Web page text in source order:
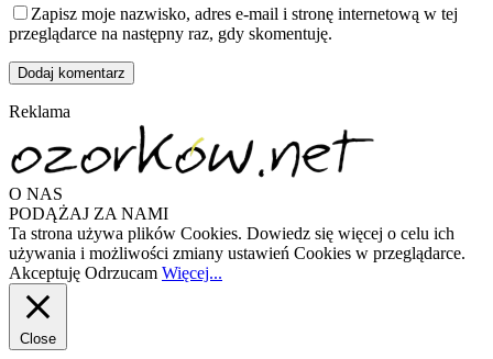
Zapisz moje nazwisko, adres e-mail i stronę internetową w tej
przeglądarce na następny raz, gdy skomentuję.
Reklama
O NAS
PODĄŻAJ ZA NAMI
Ta strona używa plików Cookies. Dowiedz się więcej o celu ich
używania i możliwości zmiany ustawień Cookies w przeglądarce.
Akceptuję Odrzucam Więcej...
Close